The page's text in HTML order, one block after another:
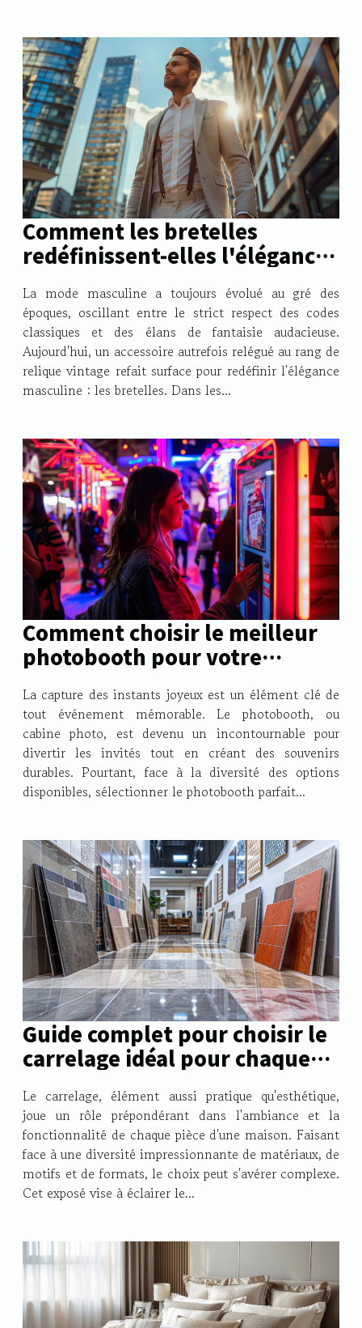
Comment les bretelles
redéfinissent-elles l'élégance
La mode masculine a toujours évolué au gré des
époques, oscillant entre le strict respect des codes
classiques et des élans de fantaisie audacieuse.
Aujourd'hui, un accessoire autrefois relégué au rang de
relique vintage refait surface pour redéfinir l'élégance
masculine : les bretelles. Dans les...
Comment choisir le meilleur
photobooth pour votre
La capture des instants joyeux est un élément clé de
tout événement mémorable. Le photobooth, ou
cabine photo, est devenu un incontournable pour
divertir les invités tout en créant des souvenirs
durables. Pourtant, face à la diversité des options
disponibles, sélectionner le photobooth parfait...
Guide complet pour choisir le
carrelage idéal pour chaque
Le carrelage, élément aussi pratique qu'esthétique,
joue un rôle prépondérant dans l'ambiance et la
fonctionnalité de chaque pièce d'une maison. Faisant
face à une diversité impressionnante de matériaux, de
motifs et de formats, le choix peut s'avérer complexe.
Cet exposé vise à éclairer le...